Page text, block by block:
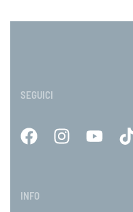
SEGUICI
INFO